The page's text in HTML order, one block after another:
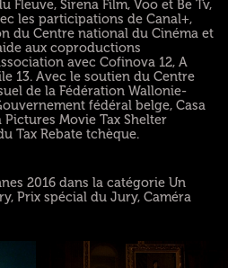
Fleuve, Sirena Film, Voo et Be Tv,
les participations de Canal+,
du Centre national du Cinéma et
aux coproductions
avec Cofinova 12, A
13. Avec le soutien du Centre
de la Fédération Wallonie-
fédéral belge, Casa
Pictures Movie Tax Shelter
Tax Rebate tchèque.
2016 dans la catégorie Un
Prix spécial du Jury, Caméra